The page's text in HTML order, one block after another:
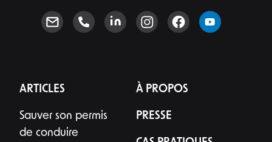
entraînant immédiatement des frais
supplémentaires. Il m'a également indiqué que
J’aurais souhaité connaître clairement, avant de
envisageable, les modalités de déduction
éventuelle des 200 euros et l’intérêt réel
ARTICLES
Sauver son permis
de conduire
À PROPOS
PRESSE